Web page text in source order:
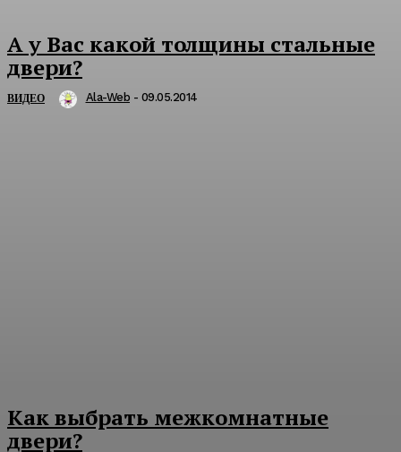
А у Вас какой толщины стальные
двери?
ВИДЕО Ala-Web - 09.05.2014
Как выбрать межкомнатные
двери?